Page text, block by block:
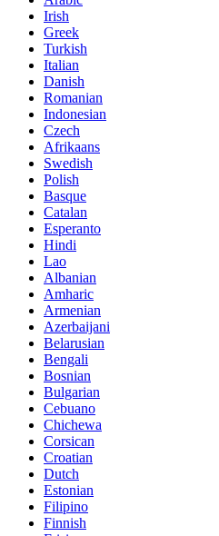
Irish
Greek
Turkish
Italian
Danish
Romanian
Indonesian
Czech
Afrikaans
Swedish
Polish
Basque
Catalan
Esperanto
Hindi
Lao
Albanian
Amharic
Armenian
Azerbaijani
Belarusian
Bengali
Bosnian
Bulgarian
Cebuano
Chichewa
Corsican
Croatian
Dutch
Estonian
Filipino
Finnish